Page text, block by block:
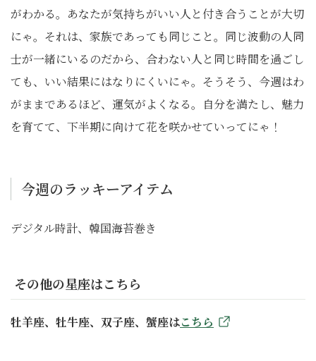
がわかる。あなたが気持ちがいい人と付き合うことが大切
にゃ。それは、家族であっても同じこと。同じ波動の人同
士が一緒にいるのだから、合わない人と同じ時間を過ごし
ても、いい結果にはなりにくいにゃ。そうそう、今週はわ
がままであるほど、運気がよくなる。自分を満たし、魅力
を育てて、下半期に向けて花を咲かせていってにゃ！
今週のラッキーアイテム
デジタル時計、韓国海苔巻き
その他の星座はこちら
牡羊座、牡牛座、双子座、蟹座はこちら